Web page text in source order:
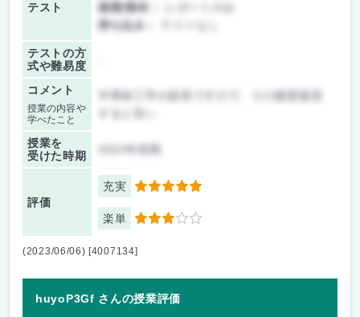
テスト
後期/期末：
持ち込み：
テストの方
式や難易度
コメント
授業の内容や
学べたこと
半導体工学の延長ですので、その都度復習
授業を
受けた時期
評価
充実 5
楽単 3
(2023/06/06) [4007134]
huyoP3Gf さんの授業評価